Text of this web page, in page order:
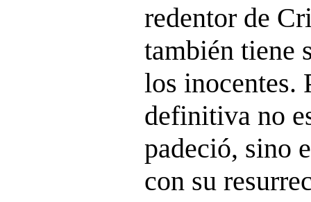
redentor de
también tiene
los inocentes.
definitiva no
padeció, sino
con su